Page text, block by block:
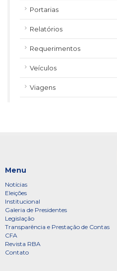
Portarias
Relatórios
Requerimentos
Veículos
Viagens
Menu
Notícias
Eleições
Institucional
Galeria de Presidentes
Legislação
Transparência e Prestação de Contas
CFA
Revista RBA
Contato